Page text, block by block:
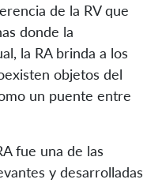
de la RV que
donde la
la RA brinda a los
objetos del
un puente entre
fue una de las
y desarrolladas